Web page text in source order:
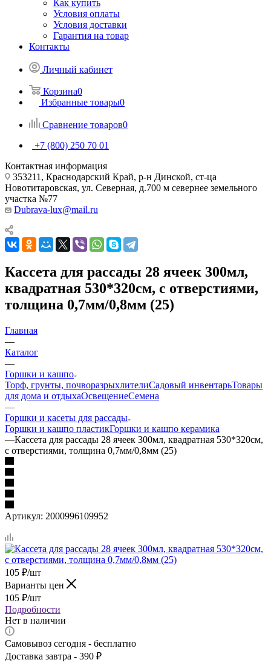
Как купить
Условия оплаты
Условия доставки
Гарантия на товар
Контакты
Личный кабинет
Корзина0
Избранные товары0
Сравнение товаров0
+7 (800) 250 70 01
Контактная информация
353211, Краснодарский Край, р-н Динской, ст-ца
Новотитаровская, ул. Северная, д.700 м севернее земельного
участка №77
Dubrava-lux@mail.ru
Кассета для рассады 28 ячеек 300мл,
квадратная 530*320см, с отверстиями,
толщина 0,7мм/0,8мм (25)
Главная
—
Каталог
—
Горшки и кашпо
Торф, грунты, почворазрыхлителиСадовый инвентарьТовары
для дома и отдыхаОсвещениеСемена
—
Горшки и касеты для рассады
Горшки и кашпо пластикГоршки и кашпо керамика
—Кассета для рассады 28 ячеек 300мл, квадратная 530*320см,
с отверстиями, толщина 0,7мм/0,8мм (25)
Артикул: 2000996109952
105 ₽/шт
Варианты цен
105 ₽/шт
Подробности
Нет в наличии
Самовывоз сегодня - бесплатно
Доставка завтра - 390 ₽